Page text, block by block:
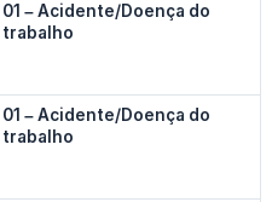
01 – Acidente/Doença do
trabalho
01 – Acidente/Doença do
trabalho